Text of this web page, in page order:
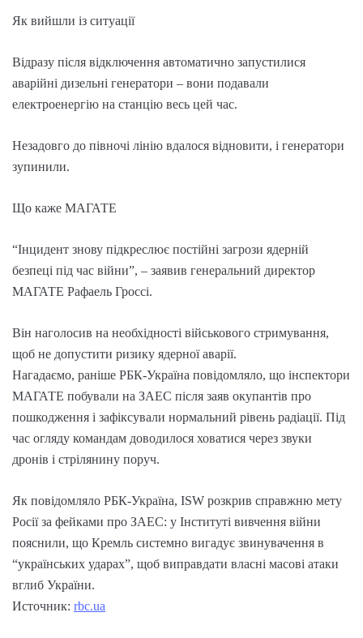
Як вийшли із ситуації
Відразу після відключення автоматично запустилися
аварійні дизельні генератори – вони подавали
електроенергію на станцію весь цей час.
Незадовго до півночі лінію вдалося відновити, і генератори
зупинили.
Що каже МАГАТЕ
“Інцидент знову підкреслює постійні загрози ядерній
безпеці під час війни”, – заявив генеральний директор
МАГАТЕ Рафаель Гроссі.
Він наголосив на необхідності військового стримування,
щоб не допустити ризику ядерної аварії.
Нагадаємо, раніше РБК-Україна повідомляло, що інспектори
МАГАТЕ побували на ЗАЕС після заяв окупантів про
пошкодження і зафіксували нормальний рівень радіації. Під
час огляду командам доводилося ховатися через звуки
дронів і стрілянину поруч.
Як повідомляло РБК-Україна, ISW розкрив справжню мету
Росії за фейками про ЗАЕС: у Інституті вивчення війни
пояснили, що Кремль системно вигадує звинувачення в
“українських ударах”, щоб виправдати власні масові атаки
вглиб України.
Источник: rbc.ua